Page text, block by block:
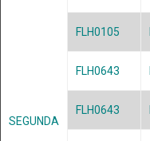
SEGUNDA
FLH0105
FLH0643
FLH0643